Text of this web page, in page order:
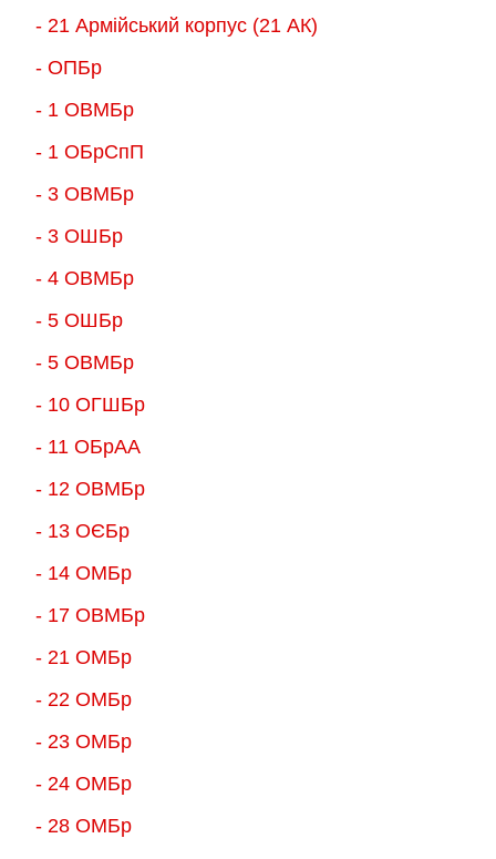
- 21 Армійський корпус (21 АК)
- ОПБр
- 1 ОВМБр
- 1 ОБрСпП
- 3 ОВМБр
- 3 ОШБр
- 4 ОВМБр
- 5 ОШБр
- 5 ОВМБр
- 10 ОГШБр
- 11 ОБрАА
- 12 ОВМБр
- 13 ОЄБр
- 14 ОМБр
- 17 ОВМБр
- 21 ОМБр
- 22 ОМБр
- 23 ОМБр
- 24 ОМБр
- 28 ОМБр